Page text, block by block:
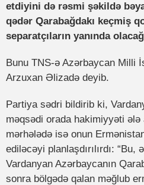
etdiyini də rəsmi şəkildə
qədər Qarabağdakı keçmiş
separatçıların yanında
Bunu TNS-ə Azərbaycan Milli
Arzuxan Əlizadə deyib.
Partiya sədri bildirib ki,
məqsədi orada hakimiyyəti ələ
mərhələdə isə onun
ediləcəyi planlaşdırılırdı: “Bu,
Vardanyan Azərbaycanın
sonra bölgədə qalan məğlub